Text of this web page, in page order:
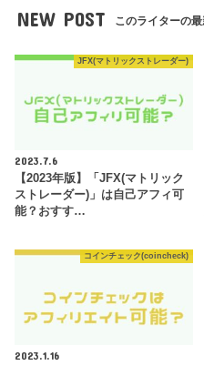
NEW POST このライターの
JFX(マトリックストレーダー)
2023.7.6
【2023年版】「JFX(マトリック
ストレーダー)」は自己アフィ可
能？おすす…
コインチェック(coincheck)
2023.1.16